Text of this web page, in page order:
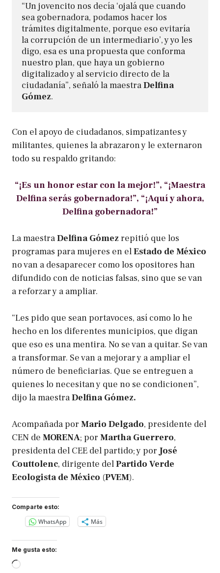
“Un jovencito nos decía ‘ojalá que cuando
sea gobernadora, podamos hacer los
trámites digitalmente, porque eso evitaría
la corrupción de un intermediario’, y yo les
digo, esa es una propuesta que conforma
nuestro plan, que haya un gobierno
digitalizado y al servicio directo de la
ciudadanía”, señaló la maestra Delfina
Gómez.
Con el apoyo de ciudadanos, simpatizantes y
militantes, quienes la abrazaron y le externaron
todo su respaldo gritando:
“¡Es un honor estar con la mejor!”, “¡Maestra
Delfina serás gobernadora!”, “¡Aquí y ahora,
Delfina gobernadora!”
La maestraDelfina Gómez repitió que los
programas para mujeres en elEstado de México
no van a desaparecer como los opositores han
difundido con de noticias falsas, sino que se van
a reforzar y a ampliar.
“Les pido que sean portavoces, así como lo he
hecho en los diferentes municipios, que digan
que eso es una mentira. No se van a quitar. Se van
a transformar. Se van a mejorar y a ampliar el
número de beneficiarias. Que se entreguen a
quienes lo necesitan y que no se condicionen”,
dijo la maestraDelfina Gómez.
Acompañada por Mario Delgado, presidente del
CEN de MORENA; por Martha Guerrero,
presidenta del CEE del partido; y por José
Couttolenc, dirigente delPartido Verde
Ecologista de México (PVEM).
Comparte esto:
WhatsApp Más
Me gusta esto:
Loading…